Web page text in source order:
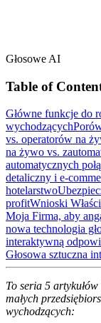
Głosowe AI
Table of
Główne funkcje do
wychodzących
vs. operatorów na
na żywo vs.
automatycznych
detaliczny i e-
hotelarstwo
profitWnioski
Moja Firma, aby
nowa technologia
interaktywną
Głosowa sztuczna
To seria 5
małych
wychodzących: